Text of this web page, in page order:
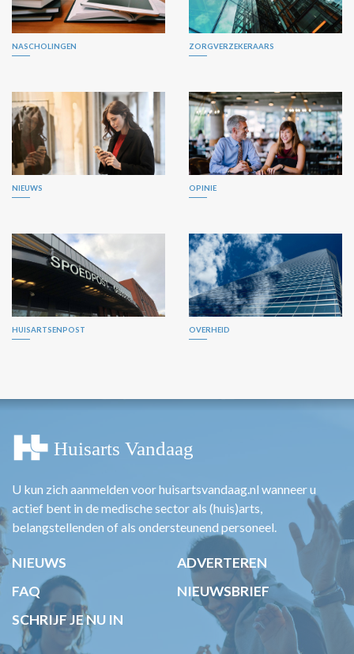
NASCHOLINGEN ZORGVERZEKERAARS
NIEUWS OPINIE
HUISARTSENPOST OVERHEID
U kun zich aanmelden voor huisartsvandaag.nl wanneer u
actief bent in de medische sector als (huis)arts,
belangstellenden of als ondersteunend personeel.
NIEUWS
ADVERTEREN
FAQ
NIEUWSBRIEF
SCHRIJF JE NU IN